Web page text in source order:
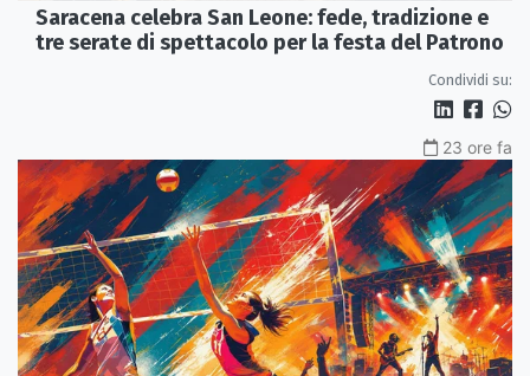
Saracena celebra San Leone: fede, tradizione e
tre serate di spettacolo per la festa del Patrono
Condividi su:
23 ore fa